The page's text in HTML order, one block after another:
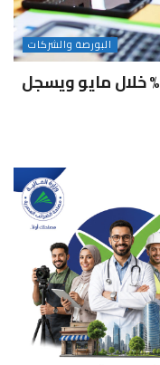
البورصة والشركات
نشاط التأجير التمويلي يرتفع 17.5% خلال مايو ويسجل